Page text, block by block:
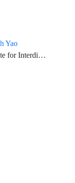
Yao
Tsinghua University, Beijing